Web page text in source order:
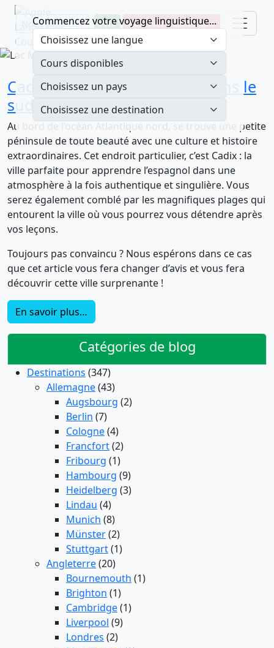
Nous contacter Prix Réserver maintenant
Commencez votre voyage linguistique...
Cadix : traditions et fiestas dans le
sud de l’Espagne
Au bord de l’océan Atlantique nord, se trouve une petite
péninsule de toute beauté avec une culture et histoire
extraordinaires. Cet endroit particulier, c’est Cadix : la
ville parfaite pour apprendre l’espagnol dans une
atmosphère à la fois authentique et singulière. Vous
serez également comblé par les magnifiques plages qui
entourent la ville où vous pourrez vous détendre après
vos leçons.
Toujours pas convaincu ? Nous espérons dans ce cas
que cet article vous fera changer d’avis et vous fera
découvrir cette ville surprenante !
En savoir plus…
Catégories de blog
Destinations (347)
Allemagne(43)
Augsbourg (2)
Berlin (7)
Cologne(4)
Francfort(2)
Fribourg (1)
Hambourg (9)
Heidelberg (3)
Lindau (4)
Munich (8)
Münster(2)
Stuttgart(1)
Angleterre(20)
Bournemouth (1)
Brighton (1)
Cambridge(1)
Liverpool (9)
Londres (2)